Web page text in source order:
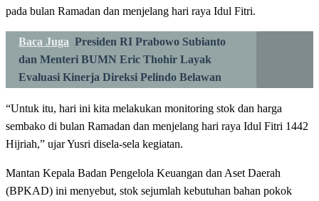
pada bulan Ramadan dan menjelang hari raya Idul Fitri.
Baca Juga Presiden RI Prabowo Subianto
dan Menteri BUMN Eric Thohir Layak
Evaluasi Kinerja Direksi Pelindo Belawan
“Untuk itu, hari ini kita melakukan monitoring stok dan harga
sembako di bulan Ramadan dan menjelang hari raya Idul Fitri 1442
Hijriah,” ujar Yusri disela-sela kegiatan.
Mantan Kepala Badan Pengelola Keuangan dan Aset Daerah
(BPKAD) ini menyebut, stok sejumlah kebutuhan bahan pokok